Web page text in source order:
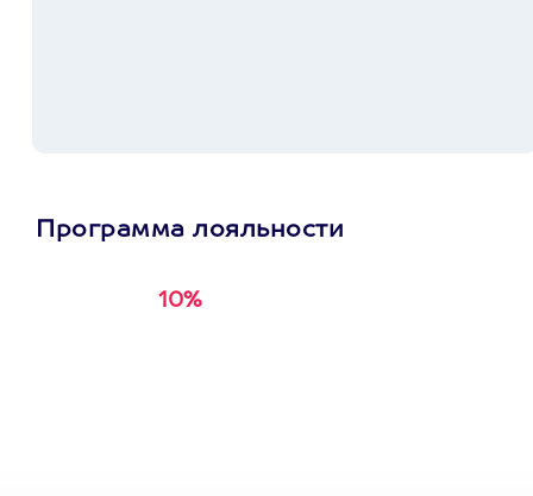
Программа лояльности
10%